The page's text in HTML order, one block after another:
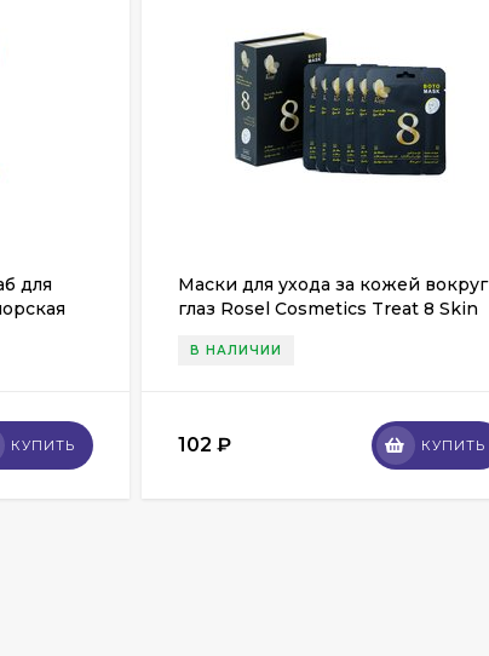
для
КУПИТЬ
Маски для ухода за кожей вокруг
глаз Rosel Cosmetics Treat 8 Skin
В НАЛИЧИИ
102 ₽ КУПИТЬ